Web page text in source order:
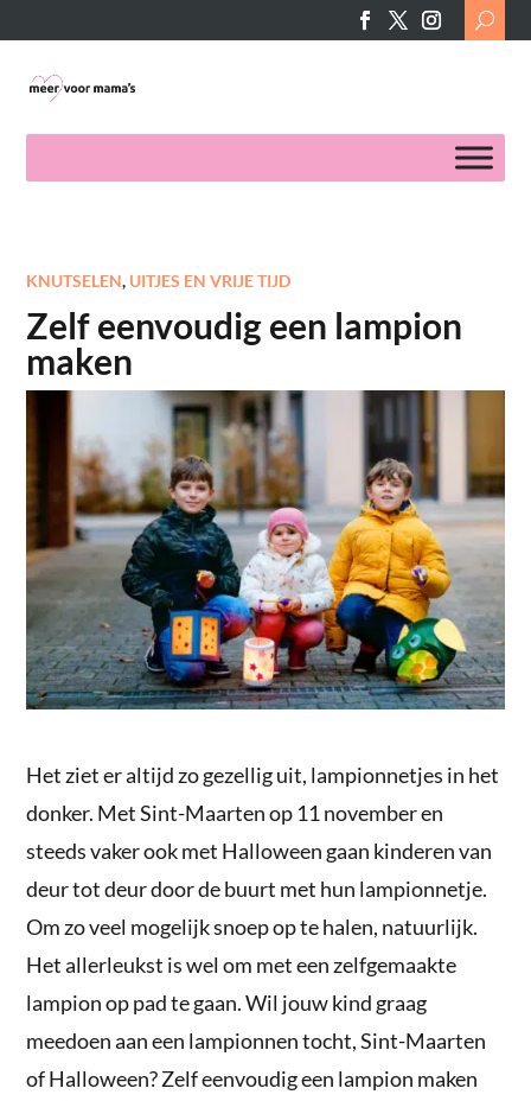
Search
for:
KNUTSELEN, UITJES EN VRIJE TIJD
Zelf eenvoudig een lampion
maken
Het ziet er altijd zo gezellig uit, lampionnetjes in het
donker. Met Sint-Maarten op 11 november en
steeds vaker ook met Halloween gaan kinderen van
deur tot deur door de buurt met hun lampionnetje.
Om zo veel mogelijk snoep op te halen, natuurlijk.
Het allerleukst is wel om met een zelfgemaakte
lampion op pad te gaan. Wil jouw kind graag
meedoen aan een lampionnen tocht, Sint-Maarten
of Halloween? Zelf eenvoudig een lampion maken